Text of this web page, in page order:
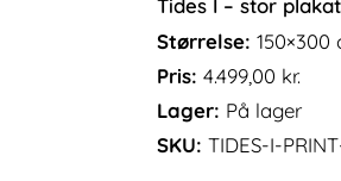
Tides I – stor
Størrelse: 150×300
Pris: 4.499,00 kr.
Lager: På lager
SKU: TIDES-I-